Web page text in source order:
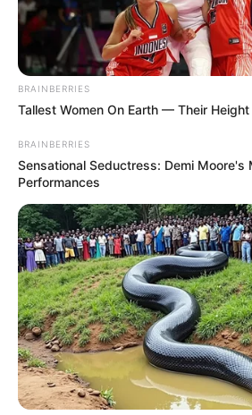
BRAINBERRIES
Tallest Women On Earth — Their
BRAINBERRIES
Sensational Seductress: Demi Moore's
Performances